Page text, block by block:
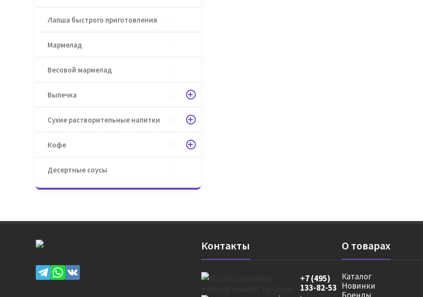
Лапша быстрого приготовления
Мармелад
Весовой мармелад
Выпечка
Сухие растворительные напитки
Кофе
Десертные соусы
Контакты
+7 (495)
133-82-53
О товарах
Каталог
Новинки